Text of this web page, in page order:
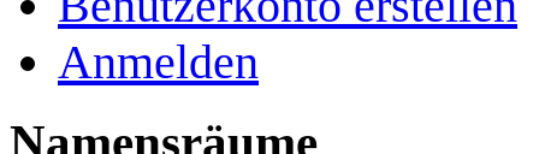
Anmelden
Namensräume